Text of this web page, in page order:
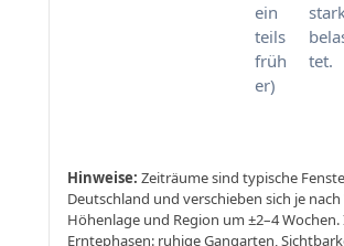
ein
teils
früh
er)
tet.
Hinweise: Zeiträume sind typische
Deutschland und verschieben sich je
Höhenlage und Region um ±2–4 Wochen.
Erntephasen: ruhige Gangarten,